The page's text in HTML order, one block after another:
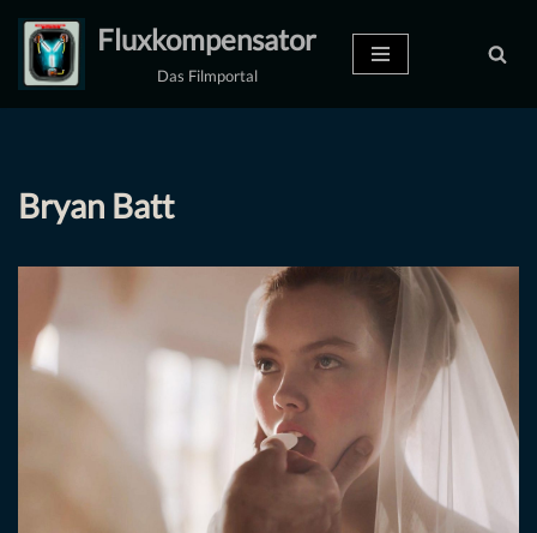
Zum
Inhalt
Fluxkompensator
Das Filmportal
Bryan Batt